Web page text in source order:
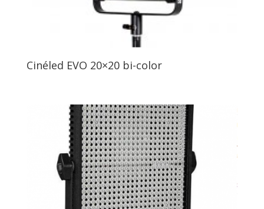
Cinéled EVO 20×20 bi-color